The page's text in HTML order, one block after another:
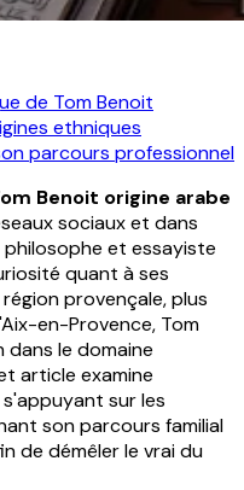
de Tom Benoit
ethniques
parcours professionnel
Benoit origine arabe
sociaux et dans
et essayiste
quant à ses
provençale, plus
en-Provence, Tom
le domaine
article examine
sur les
son parcours familial
de démêler le vrai du